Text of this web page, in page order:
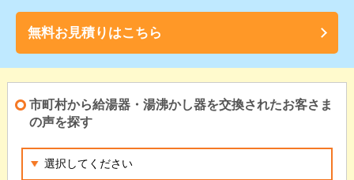
無料お見積りはこちら
市町村から給湯器・湯沸かし器を交換されたお客さま
の声を探す